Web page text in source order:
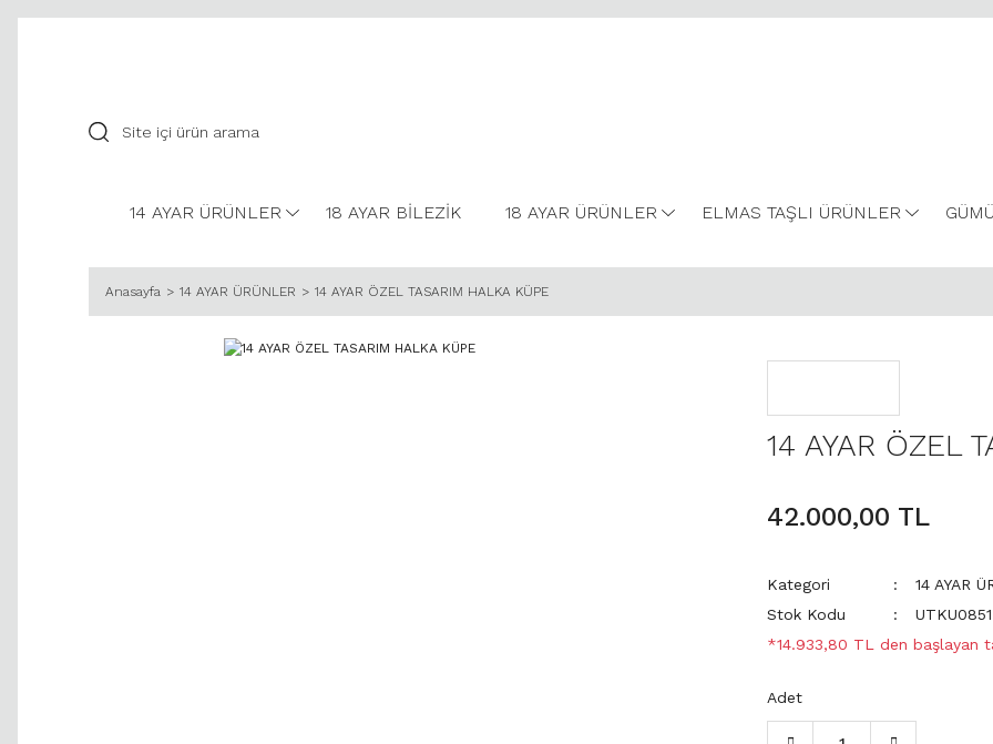
14 AYAR ÜRÜNLER 18 AYAR BİLEZİK 18 AYAR ÜRÜNLER ELMAS TAŞLI ÜRÜNLER
Anasayfa 14 AYAR ÜRÜNLER 14 AYAR ÖZEL TASARIM HALKA KÜPE
14 AYAR ÖZEL
42.000,00 TL
Kategori 14 AYAR
Stok Kodu
UTKU0851
*14.933,80 TL den başlayan
Adet